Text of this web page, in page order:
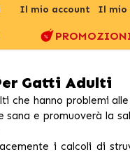
Il mio account Il mio
Gatti Adulti
che hanno problemi
e promuoverà la
i calcoli di